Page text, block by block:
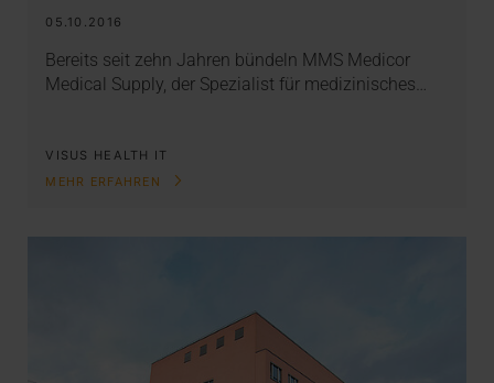
05.10.2016
Bereits seit zehn Jahren bündeln MMS Medicor
Medical Supply, der Spezialist für medizinisches…
VISUS HEALTH IT
MEHR ERFAHREN